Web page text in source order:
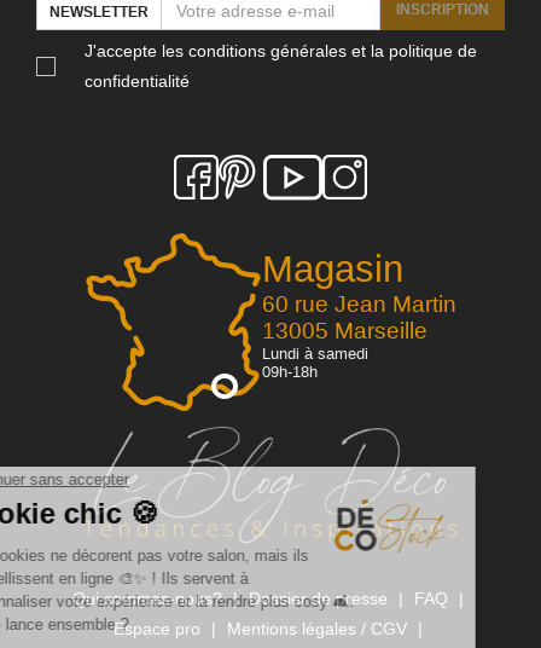
Magasin
60 rue Jean Martin
13005 Marseille
Lundi à samedi
09h-18h
NEWSLETTER INSCRIPTION
J'accepte les conditions générales et la politique de
confidentialité
Qui sommes-nous? Dossier de presse
FAQ
Espace pro
Mentions légales / CGV